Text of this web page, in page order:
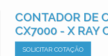
CONTADOR DE
CX7000 - X RAY
SOLICITAR COTAÇÃO